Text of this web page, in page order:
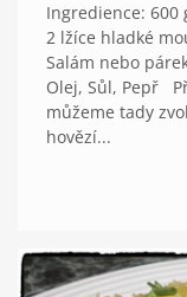
Ingredience: 600
2 lžíce hladké
Salám nebo
Olej, Sůl, Pepř
můžeme tady
hovězí...